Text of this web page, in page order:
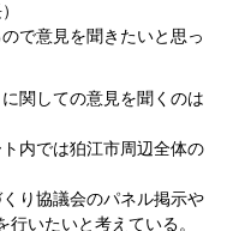
で意見を聞きたいと思っ
関しての意見を聞くのは
内では狛江市周辺全体の
り協議会のパネル掲示や
いたいと考えている。